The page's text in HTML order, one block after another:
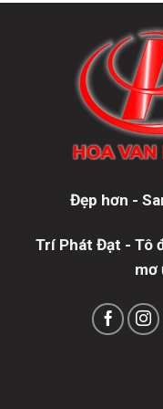
Đẹp hơn -
Trí Phát Đạt - Tô
mơ